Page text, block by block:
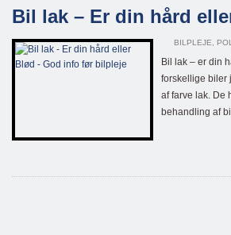
Bil lak – Er din hård
BILPLEJE
Bil lak – er din
forskellige biler
af farve lak. De
behandling af